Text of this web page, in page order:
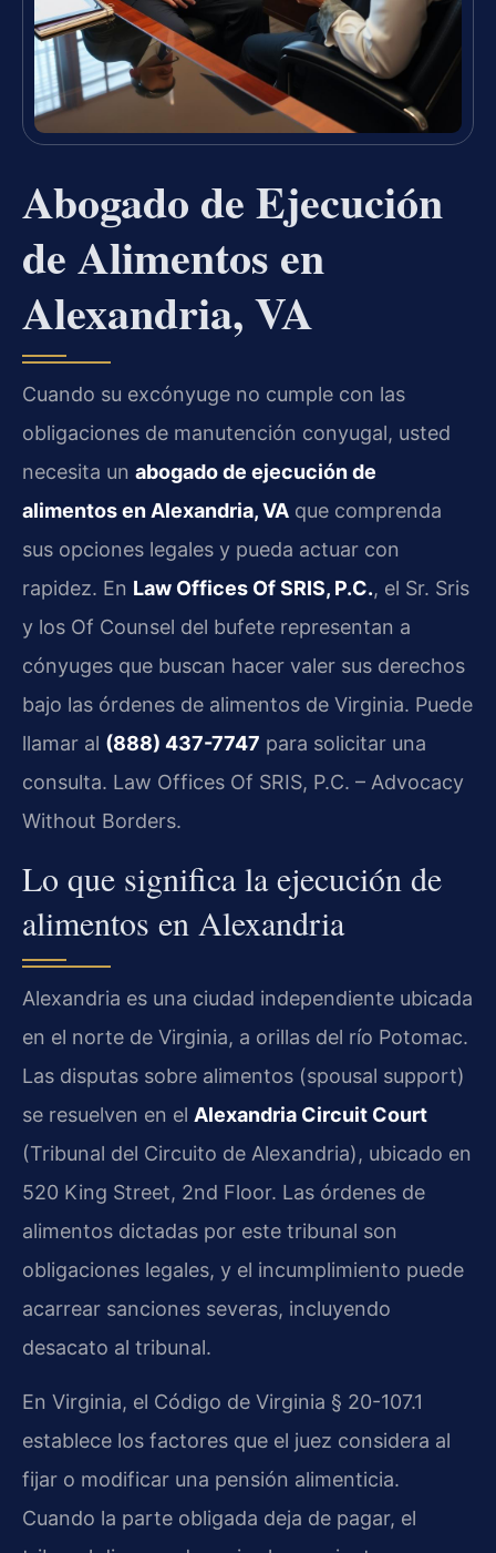
Abogado de Ejecución
de Alimentos en
Alexandria, VA
Cuando su excónyuge no cumple con las
obligaciones de manutención conyugal, usted
necesita un abogado de ejecución de
alimentos en Alexandria, VA que comprenda
sus opciones legales y pueda actuar con
rapidez. En Law Offices Of SRIS, P.C., el Sr. Sris
y los Of Counsel del bufete representan a
cónyuges que buscan hacer valer sus derechos
bajo las órdenes de alimentos de Virginia. Puede
llamar al (888) 437-7747 para solicitar una
consulta. Law Offices Of SRIS, P.C. – Advocacy
Without Borders.
Lo que significa la ejecución de
alimentos en Alexandria
Alexandria es una ciudad independiente ubicada
en el norte de Virginia, a orillas del río Potomac.
Las disputas sobre alimentos (spousal support)
se resuelven en el Alexandria Circuit Court
(Tribunal del Circuito de Alexandria), ubicado en
520 King Street, 2nd Floor. Las órdenes de
alimentos dictadas por este tribunal son
obligaciones legales, y el incumplimiento puede
acarrear sanciones severas, incluyendo
desacato al tribunal.
En Virginia, el Código de Virginia § 20-107.1
establece los factores que el juez considera al
fijar o modificar una pensión alimenticia.
Cuando la parte obligada deja de pagar, el